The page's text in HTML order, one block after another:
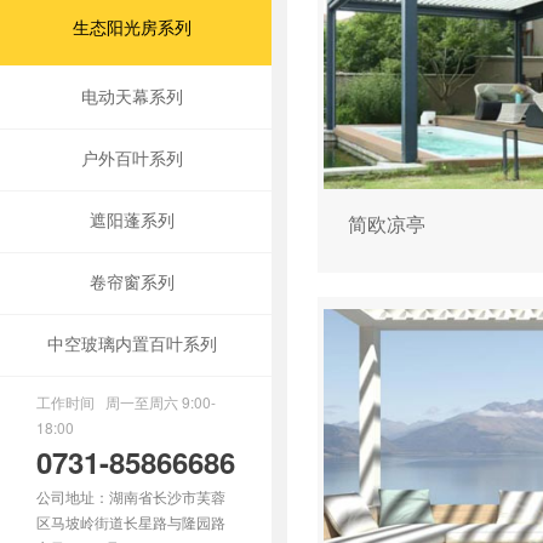
生态阳光房系列
电动天幕系列
户外百叶系列
遮阳蓬系列
卷帘窗系列
中空玻璃内置百叶系列
工作时间 周一至周六 9:00-
18:00
0731-85866686
公司地址：湖南省长沙市芙蓉
区马坡岭街道长星路与隆园路
简欧凉亭